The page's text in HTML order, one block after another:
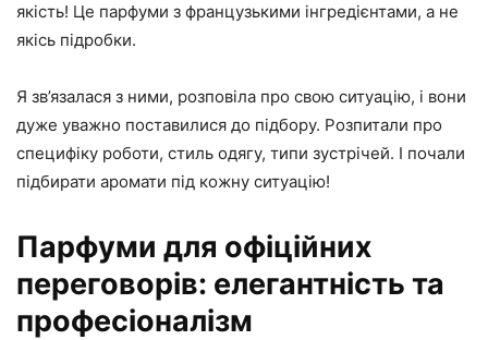
якість! Це парфуми з французькими інгредієнтами, а не
якісь підробки.
Я зв’язалася з ними, розповіла про свою ситуацію, і вони
дуже уважно поставилися до підбору. Розпитали про
специфіку роботи, стиль одягу, типи зустрічей. І почали
підбирати аромати під кожну ситуацію!
Парфуми для офіційних
переговорів: елегантність та
професіоналізм